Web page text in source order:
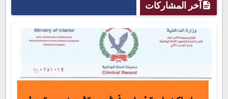
آخر المشاركات